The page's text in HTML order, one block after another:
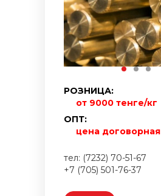
РОЗНИЦА:
от 9000 тенге/кг
ОПТ:
цена договорная
тел: (7232) 70-51-67
+7 (705) 501-76-37